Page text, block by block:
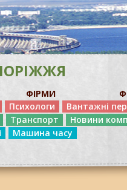
ФІРМИ
Психологи Вантажні
Транспорт Новини
Машина часу